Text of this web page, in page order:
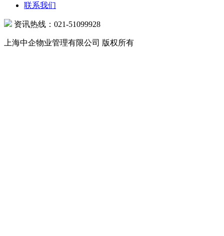
联系我们
资讯热线：021-51099928
上海中企物业管理有限公司 版权所有